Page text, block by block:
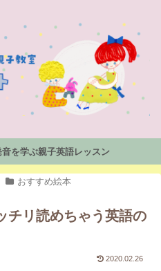
を学ぶ親子英語レッスン
おすすめ絵本
チリ読めちゃう英語の
2020.02.26